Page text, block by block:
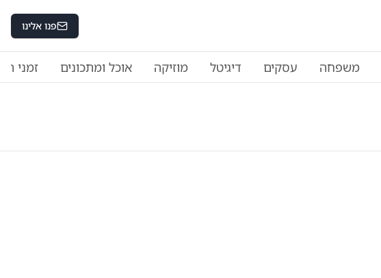
פנו אלינו
משפחה עסקים דיגיטל מוזיקה אוכל ומתכונים זמני